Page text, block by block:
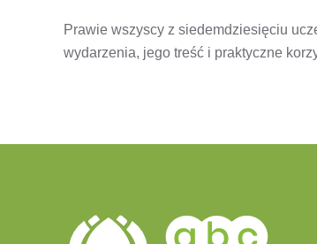
Prawie wszyscy z siedemdziesięciu
wydarzenia, jego treść i praktyczne